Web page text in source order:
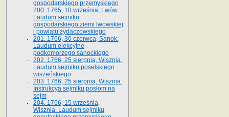
gospodarskiego przemyskiego
200. 1765, 10 września, Lwów.
Laudum sejmiku
gospodarskiego ziemi lwowskiej
i powiatu żydaczowskiego
201. 1766, 30 czerwca, Sanok.
Laudum elekcyjne
podkomorzego sanockiego
202. 1766, 25 sierpnia, Wisznia.
Laudum sejmiku poselskiego
wiszeńskiego
203. 1766, 25 sierpnia, Wisznia.
Instrukcya sejmiku posłom na
sejm
204. 1766, 15 września,
Wisznia. Laudum sejmiku